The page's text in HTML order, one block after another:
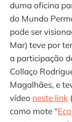
duma oficina
do Mundo
pode ser
Mar) teve por
a participação
Collaço
Magalhães, e
vídeo neste link
como mote “